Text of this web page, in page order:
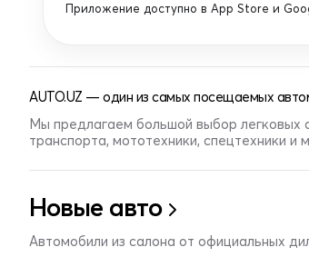
Приложение доступно в App Store и
AUTO.UZ — один из самых посещаемых
Мы предлагаем большой выбор легковых
транспорта, мототехники, спецтехники и
Новые авто
Автомобили из салона от официальных